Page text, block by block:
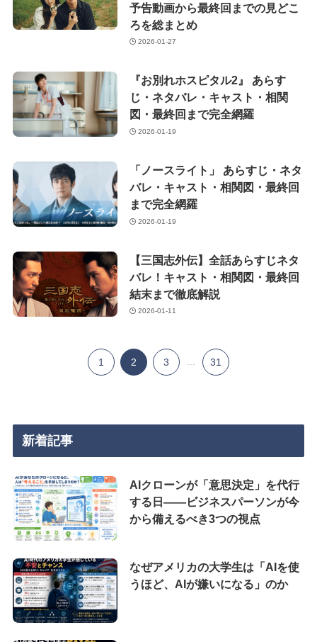
予告動画から最終回までの見どこ
ろを総まとめ
2026-01-27
『お別れホスピタル2』 あらす
じ・ネタバレ・キャスト・相関
図・最終回まで完全網羅
2026-01-19
「ノースライト」 あらすじ・ネタ
バレ・キャスト・相関図・最終回
まで完全網羅
2026-01-19
【三国志外伝】全話あらすじネタ
バレ！キャスト・相関図・最終回
結末まで徹底解説
2026-01-11
1 2 3 ... 31
新着記事
AIクローンが「意思決定」を代行
する日——ビジネスパーソンが今
から備えるべき3つの視点
なぜアメリカの大学生は「AIを使
うほど、AIが嫌いになる」のか